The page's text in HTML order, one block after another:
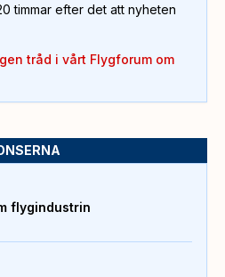
timmar efter det att nyheten
tråd i vårt Flygforum om
flygindustrin